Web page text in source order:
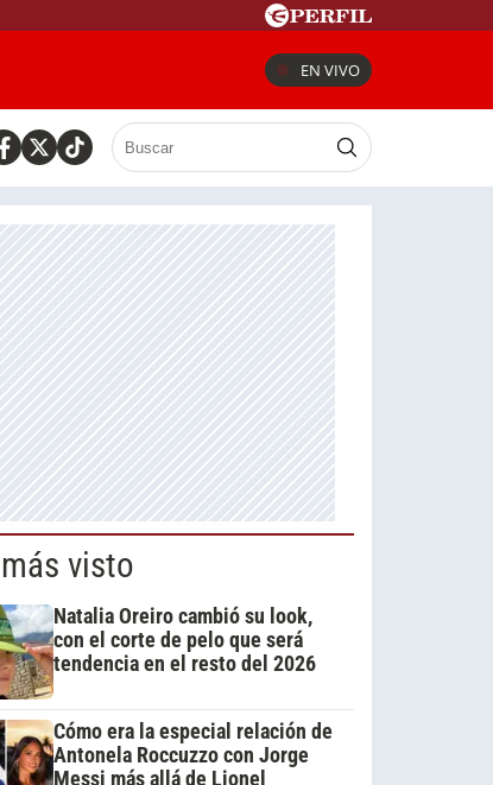
EN VIVO
visto
Natalia Oreiro cambió su look,
con el corte de pelo que será
tendencia en el resto del 2026
Cómo era la especial relación de
Antonela Roccuzzo con Jorge
Messi más allá de Lionel